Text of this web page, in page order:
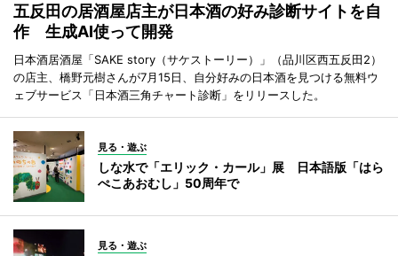
五反田の居酒屋店主が日本酒の好み診断サイトを自
作 生成AI使って開発
日本酒居酒屋「SAKE story（サケストーリー）」（品川区西五反田2）
の店主、橋野元樹さんが7月15日、自分好みの日本酒を見つける無料ウ
ェブサービス「日本酒三角チャート診断」をリリースした。
見る・遊ぶ
しな水で「エリック・カール」展 日本語版「はら
ぺこあおむし」50周年で
見る・遊ぶ